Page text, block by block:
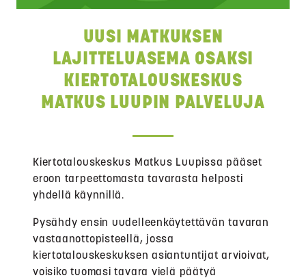
UUSI MATKUKSEN
LAJITTELUASEMA OSAKSI
KIERTOTALOUSKESKUS
MATKUS LUUPIN PALVELUJA
Kiertotalouskeskus Matkus Luupissa pääset
eroon tarpeettomasta tavarasta helposti
yhdellä käynnillä.
Pysähdy ensin uudelleenkäytettävän tavaran
vastaanottopisteellä, jossa
kiertotalouskeskuksen asiantuntijat arvioivat,
voisiko tuomasi tavara vielä päätyä